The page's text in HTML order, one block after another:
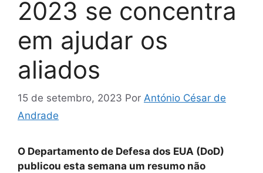
2023 se concentra
em ajudar os
aliados
15 de setembro, 2023 Por António César de
Andrade
O Departamento de Defesa dos EUA (DoD)
publicou esta semana um resumo não